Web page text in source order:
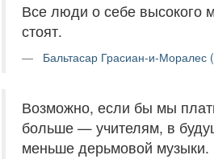
Все люди о себе
стоят.
Бальтасар Грасиан-и-Моралес
Возможно, если бы мы
больше — учителям, в
меньше дерьмовой музыки.